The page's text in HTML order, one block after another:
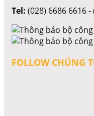
Tel: (028) 6686 6616
FOLLOW CHÚNG